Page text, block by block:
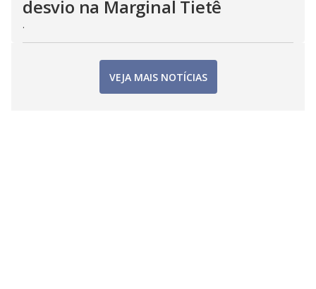
desvio na Marginal Tietê
.
VEJA MAIS NOTÍCIAS